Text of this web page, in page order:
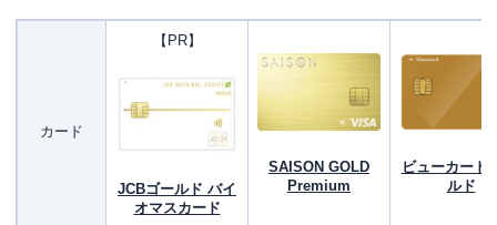
Q.高い年会費を払うほどメリットはあるの？
Q.審査基準の目安となる年収や利用額はどのくらいな
Q.ゴールドカードを選ぶ際のポイントって何があるの？
Q.若者でも人気のゴールドカードは持てるの？
Q.ゴールドカードとプラチナカードはどちらが上？
カード
【PR】
JCBゴールド バイ
オマスカード
SAISON GOLD
Premium
ビューカード
ルド